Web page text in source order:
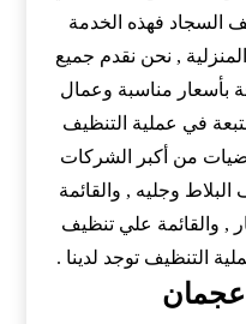
السجاد فهذه الخدمة
, نحن نقدم جميع
بأسعار مناسبة وعمال
في عملية التنظيف
من أكبر الشركات
وجليه , والقائمة
, والقائمة علي تنظيف
التنظيف توجد لدينا .